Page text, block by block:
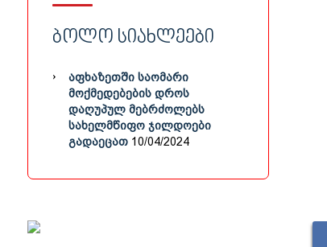
ᲑᲝᲚᲝ ᲡᲘᲐᲮᲚᲔᲔᲑᲘ
ᲐᲤᲮᲐᲖᲔᲗᲨᲘ ᲡᲐᲝᲛᲐᲠᲘ
ᲛᲝᲥᲛᲔᲓᲔᲑᲔᲑᲘᲡ ᲓᲠᲝᲡ
ᲓᲐᲦᲣᲞᲣᲚ ᲛᲔᲑᲠᲫᲝᲚᲔᲑᲡ
ᲡᲐᲮᲔᲚᲛᲬᲘᲤᲝ ᲯᲘᲚᲓᲝᲔᲑᲘ
ᲒᲐᲓᲐᲔᲪᲐᲗ 10/04/2024